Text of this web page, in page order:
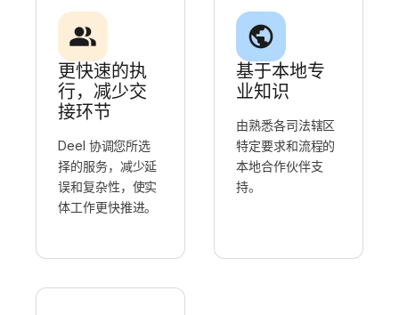
更快速的执
行，减少交
接环节
Deel 协调您所选
择的服务，减少延
误和复杂性，使实
体工作更快推进。
基于本地专
业知识
由熟悉各司法辖区
特定要求和流程的
本地合作伙伴支
持。